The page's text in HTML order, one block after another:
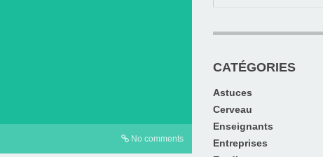
No comments
CATÉGORIES
Astuces
Cerveau
Enseignants
Entreprises